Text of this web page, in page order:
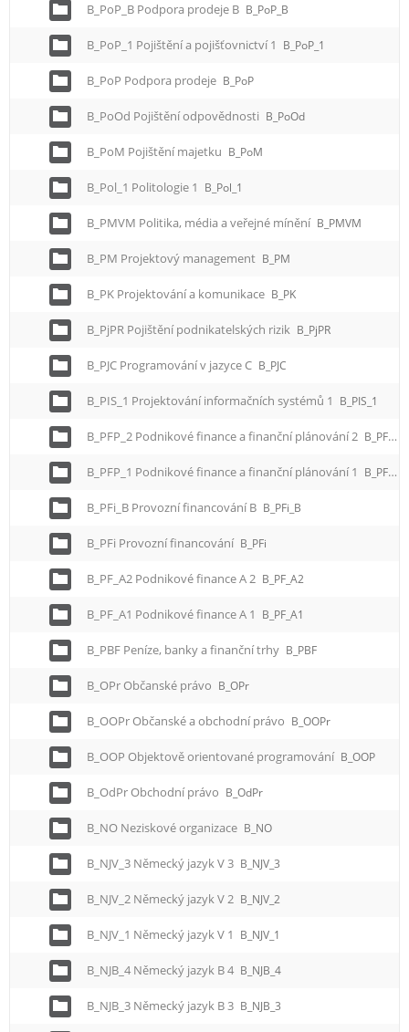
B_PoP_B Podpora prodeje B B_PoP_B
B_PoP_1 Pojištění a pojišťovnictví 1 B_PoP_1
B_PoP Podpora prodeje B_PoP
B_PoOd Pojištění odpovědnosti B_PoOd
B_PoM Pojištění majetku B_PoM
B_Pol_1 Politologie 1 B_Pol_1
B_PMVM Politika, média a veřejné mínění B_PMVM
B_PM Projektový management B_PM
B_PK Projektování a komunikace B_PK
B_PjPR Pojištění podnikatelských rizik B_PjPR
B_PJC Programování v jazyce C B_PJC
B_PIS_1 Projektování informačních systémů 1 B_PIS_1
B_PFP_2 Podnikové finance a finanční plánování 2 B_PFP_2
B_PFP_1 Podnikové finance a finanční plánování 1 B_PFP_1
B_PFi_B Provozní financování B B_PFi_B
B_PFi Provozní financování B_PFi
B_PF_A2 Podnikové finance A 2 B_PF_A2
B_PF_A1 Podnikové finance A 1 B_PF_A1
B_PBF Peníze, banky a finanční trhy B_PBF
B_OPr Občanské právo B_OPr
B_OOPr Občanské a obchodní právo B_OOPr
B_OOP Objektově orientované programování B_OOP
B_OdPr Obchodní právo B_OdPr
B_NO Neziskové organizace B_NO
B_NJV_3 Německý jazyk V 3 B_NJV_3
B_NJV_2 Německý jazyk V 2 B_NJV_2
B_NJV_1 Německý jazyk V 1 B_NJV_1
B_NJB_4 Německý jazyk B 4 B_NJB_4
B_NJB_3 Německý jazyk B 3 B_NJB_3